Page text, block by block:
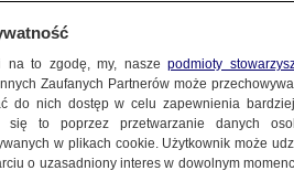
na to zgodę, my, naszepodmioty
Zaufanych Partnerów może
do nich dostęp w celu zapewnienia
się to poprzez przetwarzanie danych
w plikach cookie. Użytkownik może
o uzasadniony interes w dowolnym